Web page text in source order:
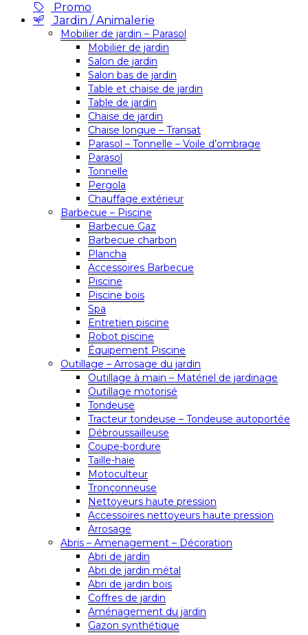
Promo
Jardin / Animalerie
Mobilier de jardin – Parasol
Mobilier de jardin
Salon de jardin
Salon bas de jardin
Table et chaise de jardin
Table de jardin
Chaise de jardin
Chaise longue – Transat
Parasol – Tonnelle – Voile d’ombrage
Parasol
Tonnelle
Pergola
Chauffage extérieur
Barbecue – Piscine
Barbecue Gaz
Barbecue charbon
Plancha
Accessoires Barbecue
Piscine
Piscine bois
Spa
Entretien piscine
Robot piscine
Équipement Piscine
Outillage – Arrosage du jardin
Outillage à main – Matériel de jardinage
Outillage motorisé
Tondeuse
Tracteur tondeuse – Tondeuse autoportée
Débroussailleuse
Coupe-bordure
Taille-haie
Motoculteur
Tronçonneuse
Nettoyeurs haute pression
Accessoires nettoyeurs haute pression
Arrosage
Abris – Amenagement – Décoration
Abri de jardin
Abri de jardin métal
Abri de jardin bois
Coffres de jardin
Aménagement du jardin
Gazon synthétique